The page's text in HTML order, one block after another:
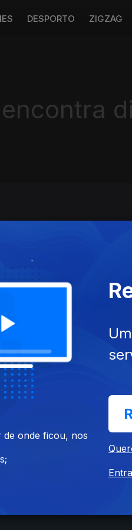
DESPORTO ZIGZAG
Instale a aplicação
de onde ficou, nos